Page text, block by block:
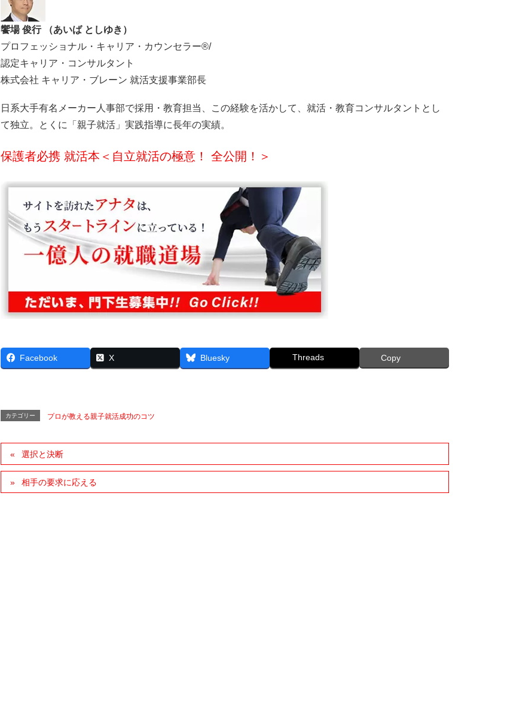
饗場 俊行 （あいば としゆき）
プロフェッショナル・キャリア・カウンセラー®/
認定キャリア・コンサルタント
株式会社 キャリア・ブレーン 就活支援事業部長
日系大手有名メーカー人事部で採用・教育担当、この経験を活かして、就活・教育コンサルタントとし
て独立。とくに「親子就活」実践指導に長年の実績。
保護者必携 就活本＜自立就活の極意！ 全公開！＞
Facebook X Bluesky Threads Copy
カテゴリー プロが教える親子就活成功のコツ
選択と決断
相手の要求に応える